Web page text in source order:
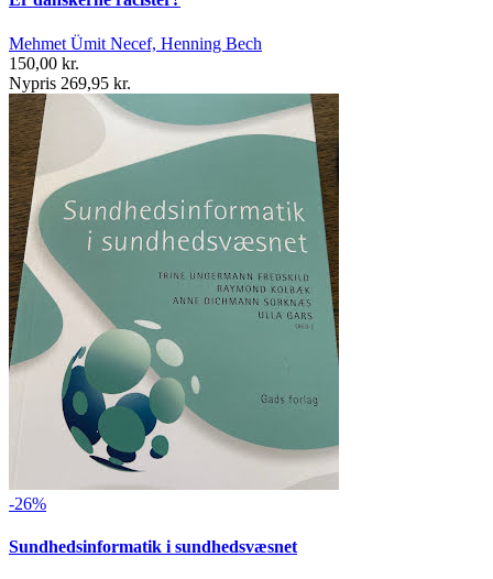
Mehmet Ümit Necef, Henning Bech
150,00 kr.
Nypris 269,95 kr.
-26%
Sundhedsinformatik i sundhedsvæsnet